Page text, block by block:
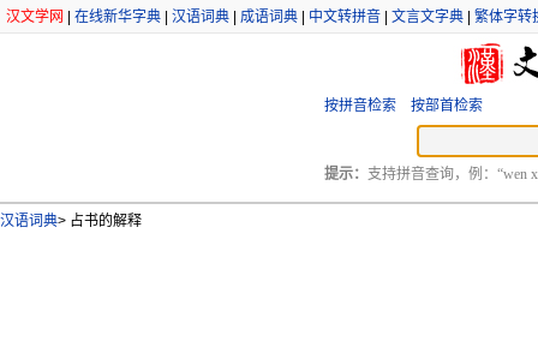
汉文学网 在线新华字典 汉语词典 成语词典 中文转拼音 文言文字典 繁体字转
按拼音检索 按部首检索
提示： 支持拼音查询，例：“wen
汉语词典> 占书的解释